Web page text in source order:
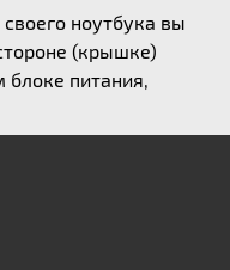
ноутбука вы
(крышке)
блоке питания,